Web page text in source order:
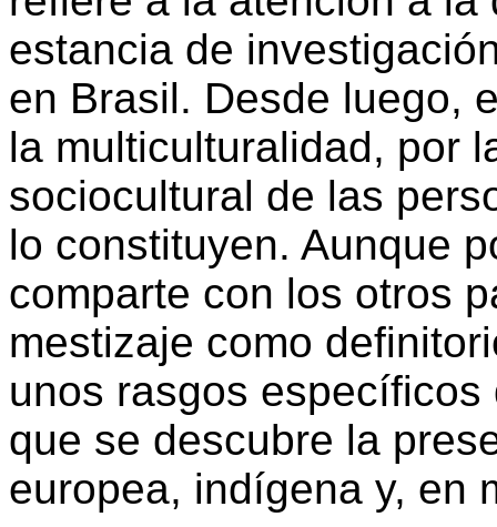
estancia de
en Brasil. Desde luego,
la multiculturalidad, por
sociocultural de las
lo constituyen. Aunque
comparte con los otros
mestizaje como
unos rasgos
que se descubre la
europea, indígena y, en